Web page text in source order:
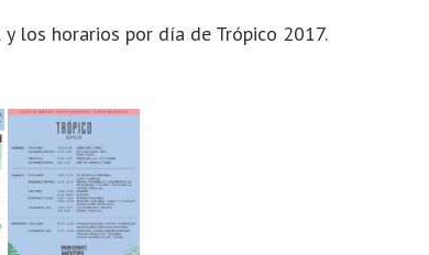
los horarios por día de Trópico 2017.